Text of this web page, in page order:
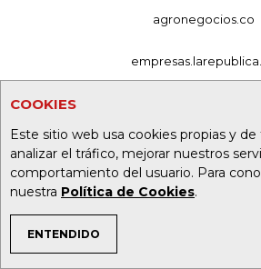
COOKIES
Este sitio web usa cookies propias y de
analizar el tráfico, mejorar nuestros
comportamiento del usuario. Para
nuestra Política de Cookies.
ENTENDIDO
TEMAS DE INTERÉS
agronegocios.co